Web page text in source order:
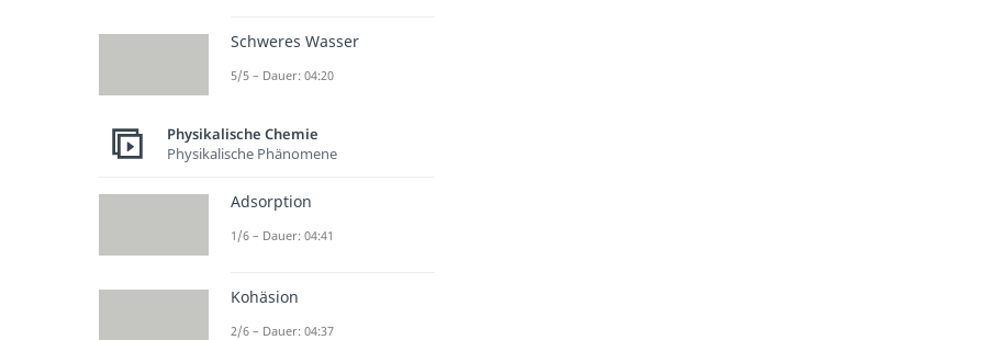
Schweres Wasser
5/5 – Dauer: 04:20
Physikalische Chemie
Physikalische Phänomene
Adsorption
1/6 – Dauer: 04:41
Kohäsion
2/6 – Dauer: 04:37